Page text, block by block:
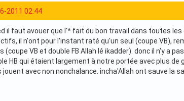
2011 02:44
il faut avouer que l'* fait du bon travail dans toutes
il n'ont pour l'instant raté qu'un seul (coupe VB),
(coupe VB et double FB Allah lé ikadder). donc il n'y a
HB qui étaient largement à notre portée avec plus
jouent avec non nonchalance. incha'Allah ont sauve la